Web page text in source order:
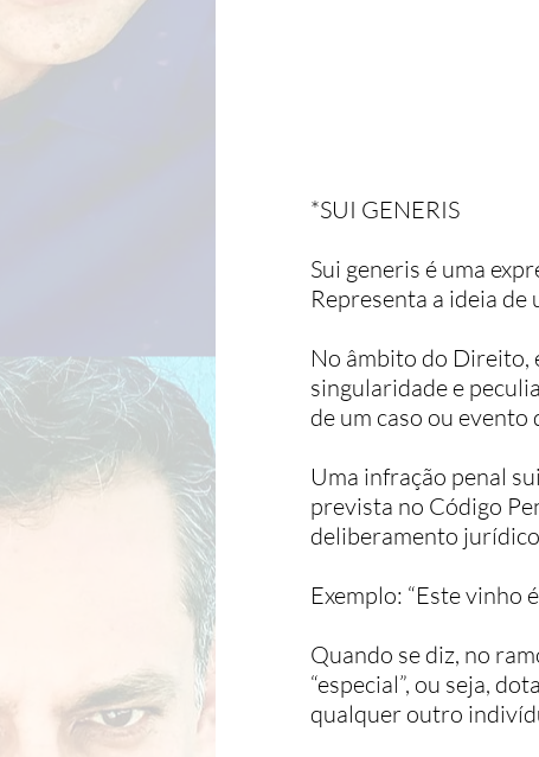
*SUI GENERIS
Sui generis é uma
Representa a ideia
No âmbito do Direito,
singularidade e
de um caso ou
Uma infração penal
prevista no Código
deliberamento
Exemplo: “Este vinho
Quando se diz, no
“especial”, ou seja,
qualquer outro